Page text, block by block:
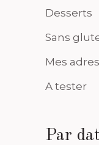
Desserts
Sans
Mes
A tester
Par